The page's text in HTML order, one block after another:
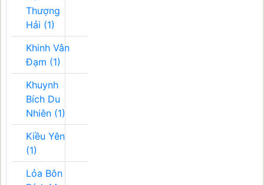
Thượng
Hải (1)
Khinh Vân
Đạm (1)
Khuynh
Bích Du
Nhiên (1)
Kiều Yên
(1)
Lỏa Bôn